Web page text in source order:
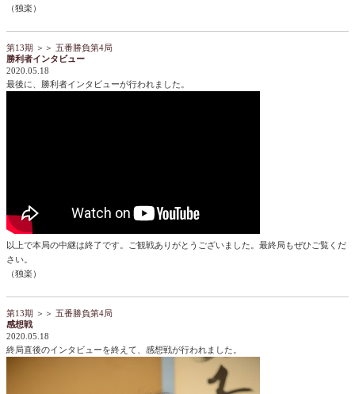
​​​​​​​（独楽）
第13期 ＞＞ 五番勝負第4局
勝利者インタビュー
2020.05.18
最後に、勝利者インタビューが行われました。
以上で本局の中継は終了です。ご観戦ありがとうございました。最終局もぜひご覧くだ
さい。
（独楽）
第13期 ＞＞ 五番勝負第4局
感想戦
2020.05.18
終局直後のインタビューを終えて、感想戦が行われました。